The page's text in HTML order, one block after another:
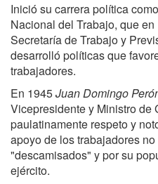
Inició su carrera política
Nacional del Trabajo, que
Secretaría de Trabajo y
desarrolló políticas que
trabajadores.
En 1945Juan Domingo
Vicepresidente y Ministro de
paulatinamente respeto y
apoyo de los trabajadores
"descamisados" y por su
ejército.